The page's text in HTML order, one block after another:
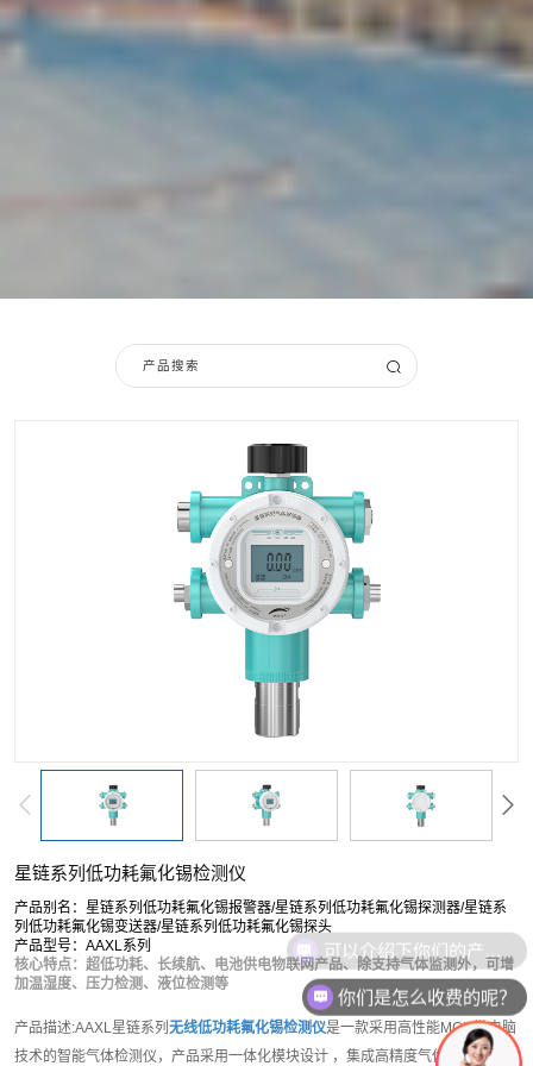
复合型检测仪 软件平台
星链系列低功耗氟化锡检测仪
产品别名：星链系列低功耗氟化锡报警器/星链系列低功耗氟化锡探测器/星链系
列低功耗氟化锡变送器/星链系列低功耗氟化锡探头
产品型号：AAXL系列
核心特点：超低功耗、长续航、电池供电物联网产品、除支持气体监测外，可增
加温湿度、压力检测、液位检测等
产品描述:AAXL星链系列 无线低功耗氟化锡检测仪是一款采用高性能MCU微电脑
技术的智能气体检测仪，产品采用一体化模块设计 ，集成高精度气体传感器模
你们是怎么收费的呢？